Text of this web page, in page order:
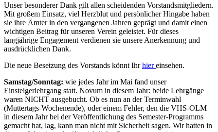
Unser besonderer Dank gilt allen scheidenden Vorstandsmitgliedern.
Mit großem Einsatz, viel Herzblut und persönlicher Hingabe haben
sie ihre Ämter in den vergangenen Jahren geprägt und damit einen
wichtigen Beitrag für unseren Verein geleistet. Für dieses
langjährige Engagement verdienen sie unsere Anerkennung und
ausdrücklichen Dank.
Die neue Besetzung des Vorstands könnt Ihrhiereinsehen.
Samstag/Sonntag: wie jedes Jahr im Mai fand unser
Einsteigerlehrgang statt. Novum in diesem Jahr: beide Lehrgänge
waren NICHT ausgebucht. Ob es nun an der Terminwahl
(Muttertags-Wochenende), oder einem Fehler, den die VHS-OLM
in diesem Jahr bei der Veröffentlichung des Semester-Programms
gemacht hat, lag, kann man nicht mit Sicherheit sagen. Wir hatten in